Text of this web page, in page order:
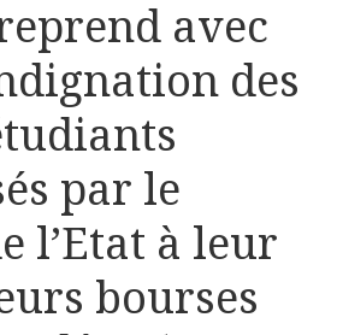
avec
des
par le
l’Etat à leur
bourses